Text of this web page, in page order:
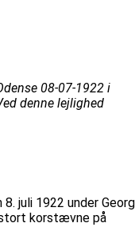
08-07-1922 i
denne lejlighed
8. juli 1922 under Georg
korstævne på